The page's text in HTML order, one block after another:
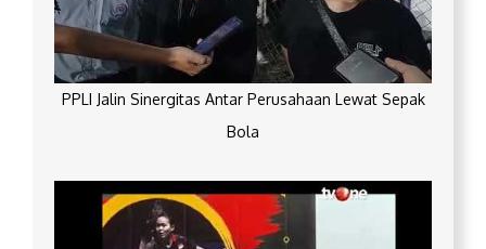
PPLI Jalin Sinergitas Antar Perusahaan Lewat Sepak
Bola